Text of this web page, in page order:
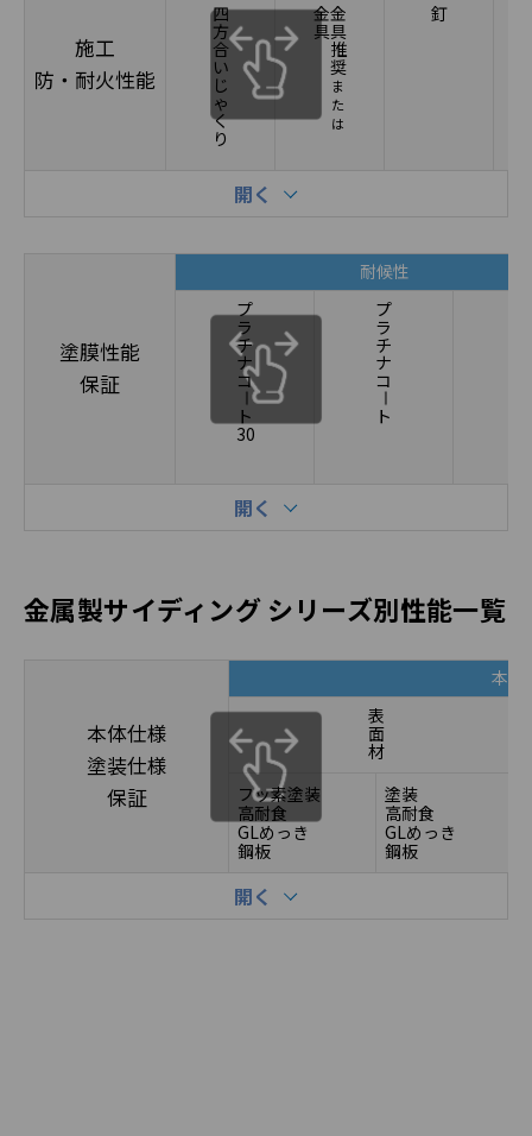
施工
防・耐火性能
四
方
合
い
じ
ゃ
く
り
金
具
金
具
推
奨
ま
た
は
釘
開く
塗膜性能
保証
耐候性
プ
ラ
チ
ナ
コ
ー
ト
30
プ
ラ
チ
ナ
コ
ト
開く
金属製サイディング シリーズ別性能一覧
本体仕様
塗装仕様
保証
本体
表
面
材
フッ素塗装
高耐食
GLめっき
鋼板
塗装
高耐食
GLめっき
鋼板
開く